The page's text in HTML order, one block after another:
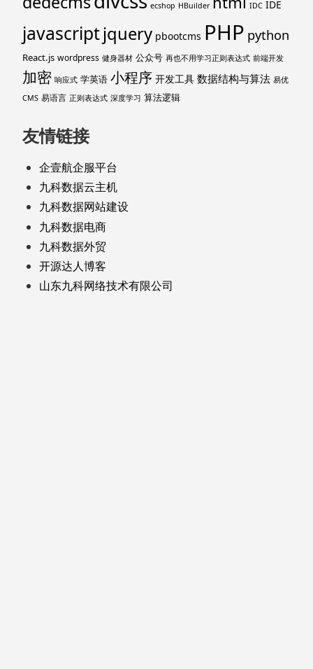
ecshop HBuilder IDC IDE
javascriptjquery pbootcms PHP python
React.js wordpress 健身器材 公众号 再也不用学习正则表达式 前端开发
加密 响应式 学英语 小程序 开发工具 数据结构与算法 易优
CMS 易语言 正则表达式 深度学习 算法逻辑
友情链接
企壹航企服平台
九科数据云主机
九科数据网站建设
九科数据电商
九科数据外贸
开源达人博客
山东九科网络技术有限公司